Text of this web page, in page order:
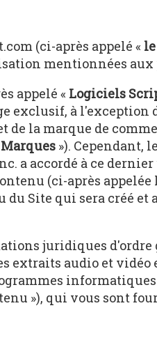
(ci-après appelé «
mentionnées aux
appelé « Logiciels
exclusif, à l'exception
de la marque de
Marques »). Cependant,
a accordé à ce
(ci-après appelée
Site qui sera créé
juridiques d'ordre
extraits audio et
»), qui vous sont